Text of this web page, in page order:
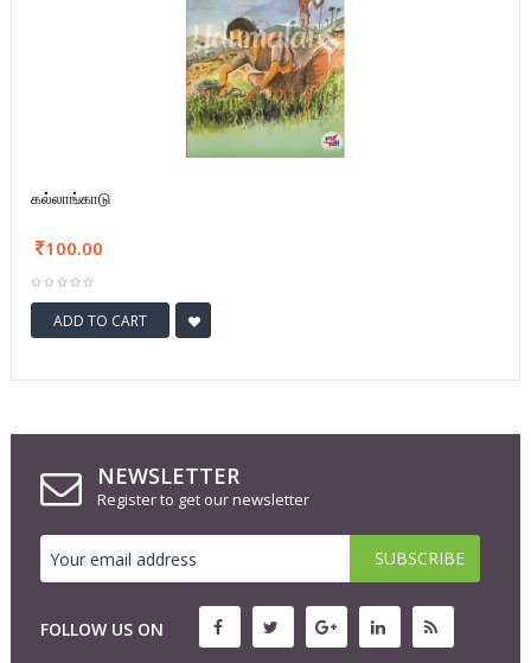
கல்லாங்காடு
100.00
ADD TO CART
NEWSLETTER
Register to get our newsletter
FOLLOW US ON